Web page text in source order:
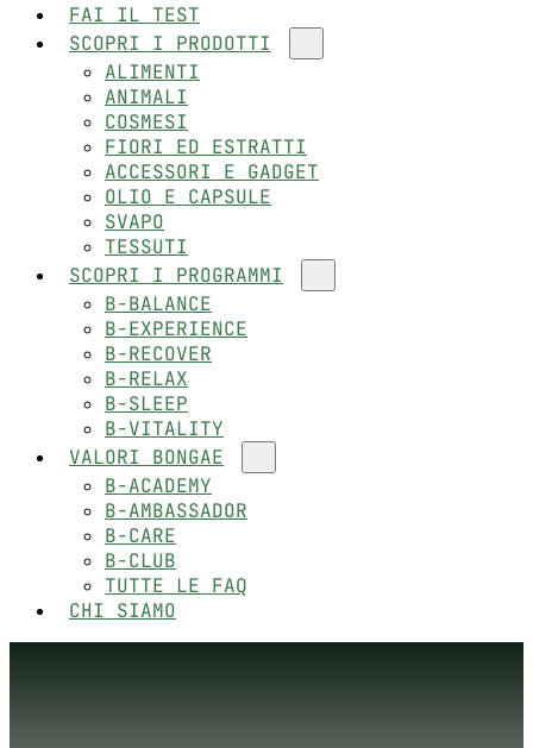
FAI IL TEST
SCOPRI I PRODOTTI
ALIMENTI
ANIMALI
COSMESI
FIORI ED ESTRATTI
ACCESSORI E GADGET
OLIO E CAPSULE
SVAPO
TESSUTI
SCOPRI I PROGRAMMI
B-BALANCE
B-EXPERIENCE
B-RECOVER
B-RELAX
B-SLEEP
B-VITALITY
VALORI BONGAE
B-ACADEMY
B-AMBASSADOR
B-CARE
B-CLUB
TUTTE LE FAQ
CHI SIAMO